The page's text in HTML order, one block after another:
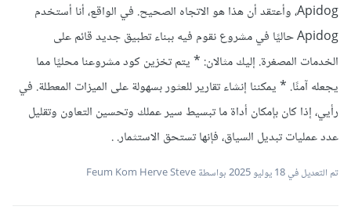
Apidog، وأعتقد أن هذا هو الاتجاه الصحيح. في الواقع، أنا أستخدم
Apidog حاليًا في مشروع نقوم فيه ببناء تطبيق جديد قائم على
الخدمات المصغرة. إليك مثالان: * يتم تخزين كود مشروعنا محليًا مما
يجعله آمنًا. * يمكننا إنشاء تقارير للعثور بسهولة على الميزات المعطلة. في
رأيي، إذا كان بإمكان أداة ما تبسيط سير عملك وتحسين التعاون وتقليل
عدد عمليات تبديل السياق، فإنها تستحق الاستثمار. .
تم التعديل في18 يوليو 2025 بواسطة Feum Kom Herve Steve